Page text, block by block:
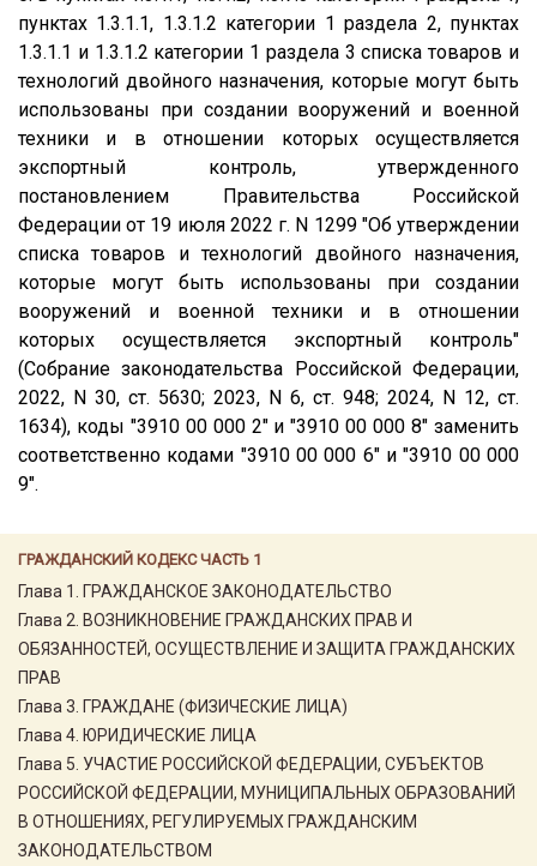
ГРАЖДАНСКИЙ КОДЕКС ЧАСТЬ 1
Глава 1. ГРАЖДАНСКОЕ ЗАКОНОДАТЕЛЬСТВО
Глава 2. ВОЗНИКНОВЕНИЕ ГРАЖДАНСКИХ ПРАВ И
ОБЯЗАННОСТЕЙ, ОСУЩЕСТВЛЕНИЕ И ЗАЩИТА ГРАЖДАНСКИХ
ПРАВ
Глава 3. ГРАЖДАНЕ (ФИЗИЧЕСКИЕ ЛИЦА)
Глава 4. ЮРИДИЧЕСКИЕ ЛИЦА
Глава 5. УЧАСТИЕ РОССИЙСКОЙ ФЕДЕРАЦИИ, СУБЪЕКТОВ
РОССИЙСКОЙ ФЕДЕРАЦИИ, МУНИЦИПАЛЬНЫХ ОБРАЗОВАНИЙ
В ОТНОШЕНИЯХ, РЕГУЛИРУЕМЫХ ГРАЖДАНСКИМ
ЗАКОНОДАТЕЛЬСТВОМ
пунктах 1.3.1.1, 1.3.1.2 категории 1 раздела 2, пунктах
1.3.1.1 и 1.3.1.2 категории 1 раздела 3 списка товаров и
технологий двойного назначения, которые могут быть
использованы при создании вооружений и военной
техники и в отношении которых осуществляется
экспортный контроль, утвержденного
постановлением Правительства Российской
Федерации от 19 июля 2022 г. N 1299 "Об утверждении
списка товаров и технологий двойного назначения,
которые могут быть использованы при создании
вооружений и военной техники и в отношении
которых осуществляется экспортный контроль"
(Собрание законодательства Российской Федерации,
2022, N 30, ст. 5630; 2023, N 6, ст. 948; 2024, N 12, ст.
1634), коды "3910 00 000 2" и "3910 00 000 8" заменить
соответственно кодами "3910 00 000 6" и "3910 00 000
9".